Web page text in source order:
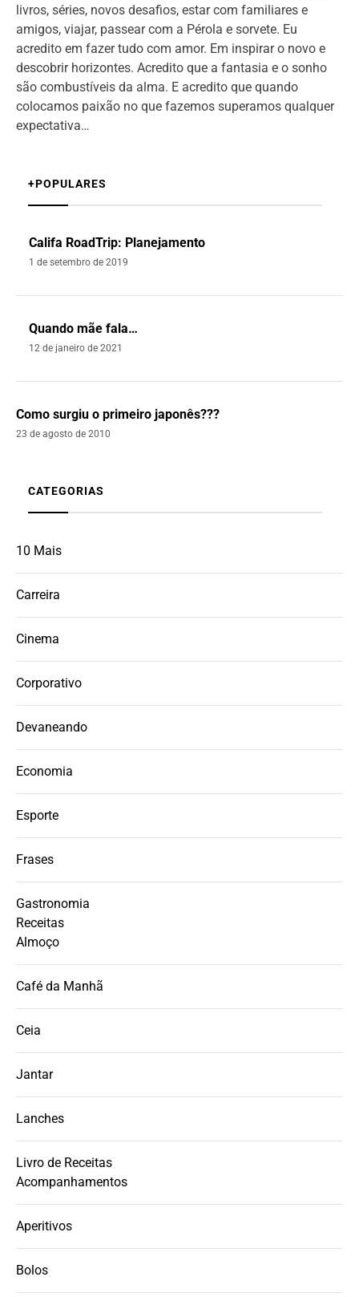
livros, séries, novos desafios, estar com familiares e
amigos, viajar, passear com a Pérola e sorvete. Eu
acredito em fazer tudo com amor. Em inspirar o novo e
descobrir horizontes. Acredito que a fantasia e o sonho
são combustíveis da alma. E acredito que quando
colocamos paixão no que fazemos superamos qualquer
expectativa…
+POPULARES
Califa RoadTrip: Planejamento
1 de setembro de 2019
Quando mãe fala…
12 de janeiro de 2021
Como surgiu o primeiro japonês???
23 de agosto de 2010
CATEGORIAS
10 Mais
Carreira
Cinema
Corporativo
Devaneando
Economia
Esporte
Frases
Gastronomia
Receitas
Almoço
Café da Manhã
Ceia
Jantar
Lanches
Livro de Receitas
Acompanhamentos
Aperitivos
Bolos